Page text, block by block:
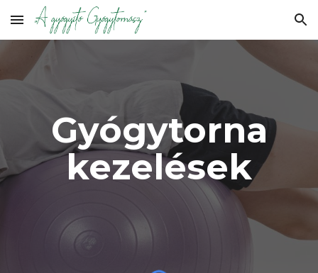
Skip to main content Skip to navigation
Gyógytorna
kezelések